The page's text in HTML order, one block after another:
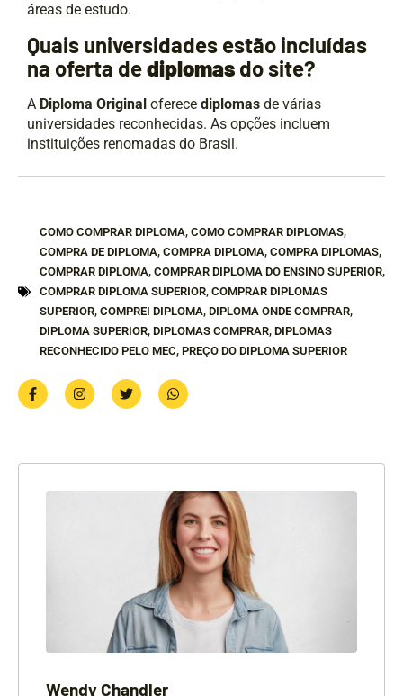
áreas de estudo.
Quais universidades estão incluídas
na oferta dediplomas do site?
A Diploma Original oferece diplomas de várias
universidades reconhecidas. As opções incluem
instituições renomadas do Brasil.
COMO COMPRAR DIPLOMA, COMO COMPRAR DIPLOMAS,
COMPRA DE DIPLOMA, COMPRA DIPLOMA, COMPRA DIPLOMAS,
COMPRAR DIPLOMA, COMPRAR DIPLOMA DO ENSINO SUPERIOR,
COMPRAR DIPLOMA SUPERIOR, COMPRAR DIPLOMAS
SUPERIOR, COMPREI DIPLOMA, DIPLOMA ONDE COMPRAR,
DIPLOMA SUPERIOR, DIPLOMAS COMPRAR, DIPLOMAS
RECONHECIDO PELO MEC, PREÇO DO DIPLOMA SUPERIOR
Wendy Chandler